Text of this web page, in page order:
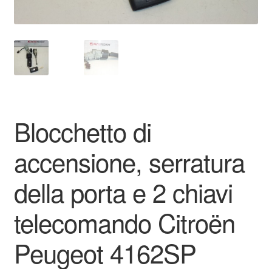
Rimostranza
Spedizione in tutto il mondo
Blocchetto di
accensione, serratura
della porta e 2 chiavi
telecomando Citroën
Peugeot 4162SP